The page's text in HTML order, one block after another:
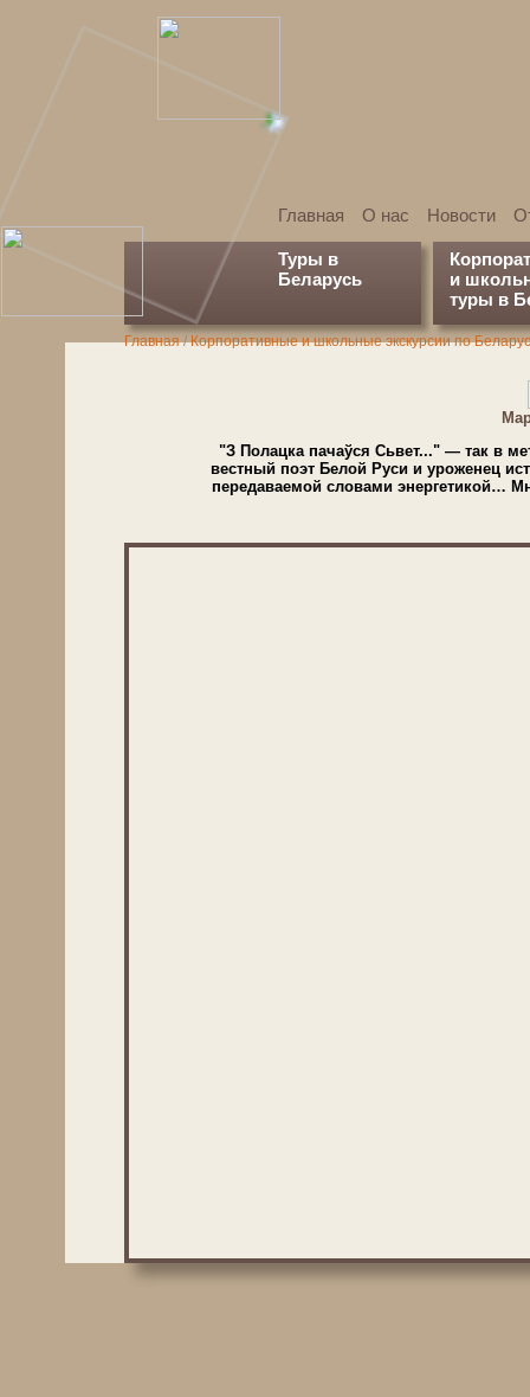
Главная О нас Новости
Туры в
Беларусь
и
туры в
Главная/Кор­по­ра­тив­ные и школьные экс­кур­сии по
"З По­лац­ка па­чаўся Сь­вет..." — так в
вест­ный по­эт Бе­лой Ру­си и уро­же­нец
пе­ре­да­ва­е­мой сло­ва­ми энер­ге­ти­кой…